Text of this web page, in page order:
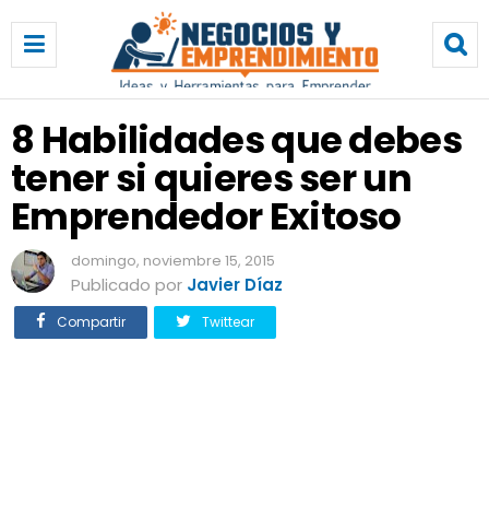
H
a
b
l
d
a
e
s
q
u
8 Habilidades que debes
tener si quieres ser un
Emprendedor Exitoso
domingo, noviembre 15, 2015
Publicado por Javier Díaz
Compartir Twittear